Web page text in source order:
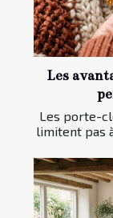
Les
Les porte-
limitent pas